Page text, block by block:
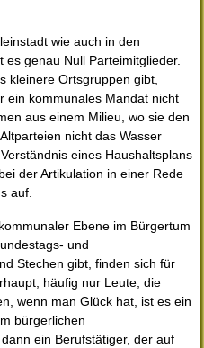
wie auch in den
es genau Null Parteimitglieder.
kleinere Ortsgruppen gibt,
ein kommunales Mandat nicht
aus einem Milieu, wo sie den
nicht das Wasser
eines Haushaltsplans
der Artikulation in einer Rede
auf.
Ebene im Bürgertum
und
Stechen gibt, finden sich für
häufig nur Leute, die
wenn man Glück hat, ist es ein
bürgerlichen
ein Berufstätiger, der auf